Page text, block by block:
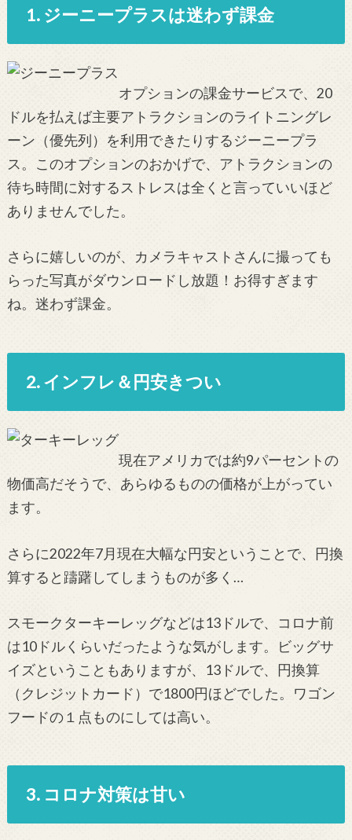
1. ジーニープラスは迷わず課金
オプションの課金サービスで、20
ドルを払えば主要アトラクションのライトニングレ
ーン（優先列）を利用できたりするジーニープラ
ス。このオプションのおかげで、アトラクションの
待ち時間に対するストレスは全くと言っていいほど
ありませんでした。
さらに嬉しいのが、カメラキャストさんに撮っても
らった写真がダウンロードし放題！お得すぎます
ね。迷わず課金。
2. インフレ＆円安きつい
現在アメリカでは約9パーセントの
物価高だそうで、あらゆるものの価格が上がってい
ます。
さらに2022年7月現在大幅な円安ということで、円換
算すると躊躇してしまうものが多く…
スモークターキーレッグなどは13ドルで、コロナ前
は10ドルくらいだったような気がします。ビッグサ
イズということもありますが、13ドルで、円換算
（クレジットカード）で1800円ほどでした。ワゴン
フードの１点ものにしては高い。
3. コロナ対策は甘い